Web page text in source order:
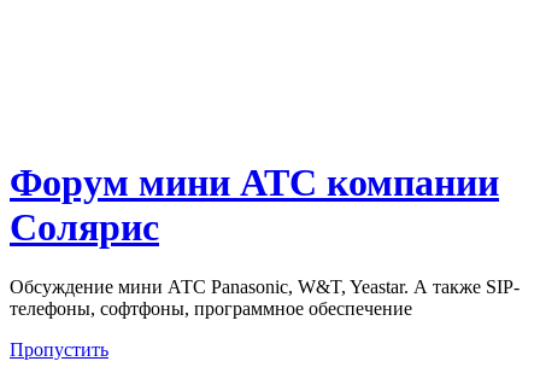
Форум мини АТС компании
Солярис
Обсуждение мини АТС Panasonic, W&T, Yeastar. А также SIP-
телефоны, софтфоны, программное обеспечение
Пропустить